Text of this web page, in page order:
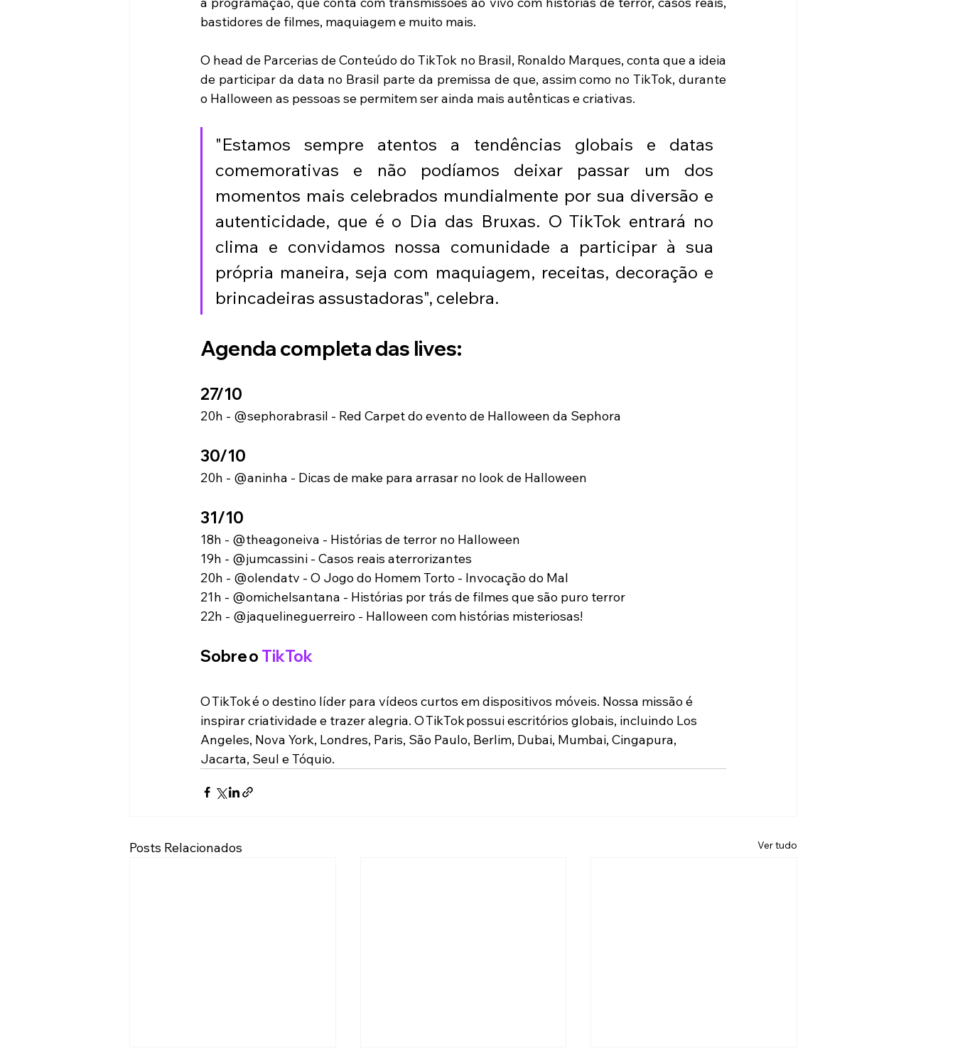
bastidores de filmes, maquiagem e muito mais.
O head de Parcerias de Conteúdo do TikTok no Brasil, Ronaldo Marques, conta que a ideia
de participar da data no Brasil parte da premissa de que, assim como no TikTok, durante
o Halloween as pessoas se permitem ser ainda mais autênticas e criativas.
"Estamos sempre atentos a tendências globais e datas
comemorativas e não podíamos deixar passar um dos
momentos mais celebrados mundialmente por sua diversão e
autenticidade, que é o Dia das Bruxas. O TikTok entrará no
clima e convidamos nossa comunidade a participar à sua
própria maneira, seja com maquiagem, receitas, decoração e
brincadeiras assustadoras", celebra.
Agenda completa das lives:
27/10
20h - @sephorabrasil - Red Carpet do evento de Halloween da Sephora
30/10
20h - @aninha - Dicas de make para arrasar no look de Halloween
31/10
18h - @theagoneiva - Histórias de terror no Halloween
19h - @jumcassini - Casos reais aterrorizantes
20h - @olendatv - O Jogo do Homem Torto - Invocação do Mal
21h - @omichelsantana - Histórias por trás de filmes que são puro terror
22h - @jaquelineguerreiro - Halloween com histórias misteriosas!
Sobre o TikTok
O TikTok é o destino líder para vídeos curtos em dispositivos móveis. Nossa missão é
inspirar criatividade e trazer alegria. O TikTok possui escritórios globais, incluindo Los
Angeles, Nova York, Londres, Paris, São Paulo, Berlim, Dubai, Mumbai, Cingapura,
Jacarta, Seul e Tóquio.
Posts Relacionados Ver tudo